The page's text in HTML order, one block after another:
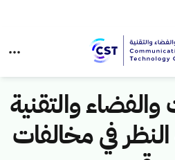
والفضاء والتقنية
في مخالفات